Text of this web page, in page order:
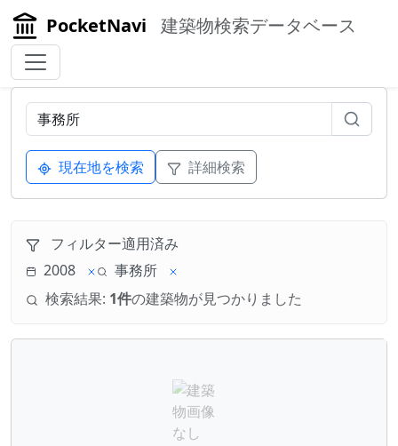
PocketNavi 建築物検索データベース
現在地を検索 詳細検索
フィルター適用済み
2008
事務所
検索結果: 1件の建築物が見つかりました